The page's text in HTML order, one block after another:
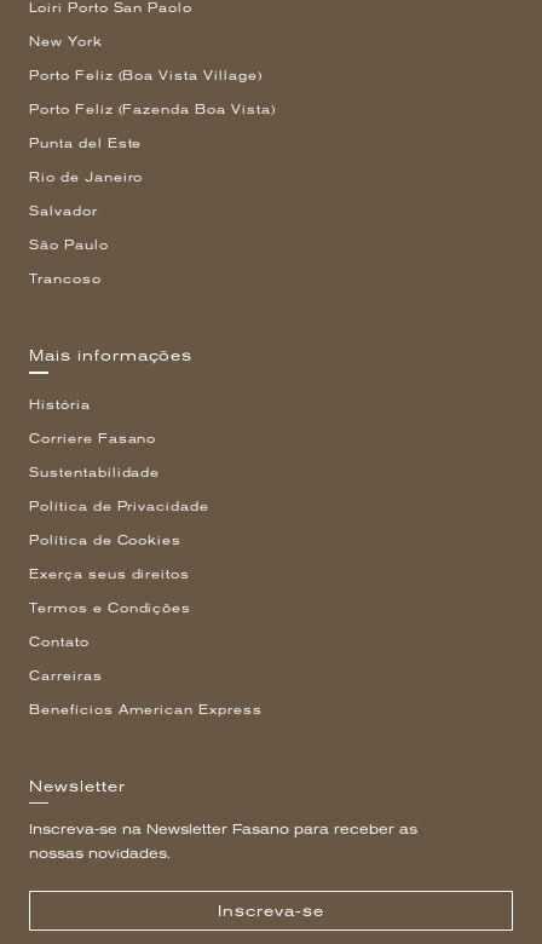
Loiri Porto San Paolo
New York
Porto Feliz (Boa Vista Village)
Porto Feliz (Fazenda Boa Vista)
Punta del Este
Rio de Janeiro
Salvador
São Paulo
Trancoso
Mais informações
História
Corriere Fasano
Sustentabilidade
Política de Privacidade
Política de Cookies
Exerça seus direitos
Termos e Condições
Contato
Carreiras
Benefícios American Express
Newsletter
Inscreva-se na Newsletter Fasano para receber as
nossas novidades.
Inscreva-se